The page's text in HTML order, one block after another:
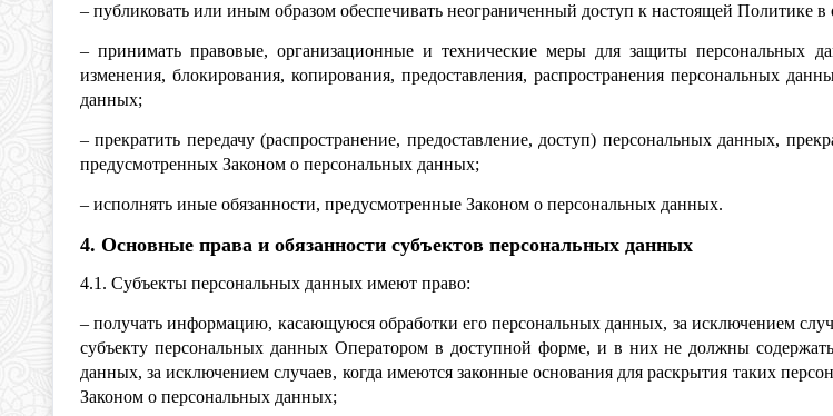
– публиковать или иным образом обеспечивать неограниченный доступ к настоящей Политике
– принимать правовые, организационные и технические меры для защиты персональных
изменения, блокирования, копирования, предоставления, распространения персональных
данных;
– прекратить передачу (распространение, предоставление, доступ) персональных данных,
предусмотренных Законом о персональных данных;
– исполнять иные обязанности, предусмотренные Законом о персональных данных.
4. Основные права и обязанности субъектов персональных данных
4.1. Субъекты персональных данных имеют право:
– получать информацию, касающуюся обработки его персональных данных, за исключением
субъекту персональных данных Оператором в доступной форме, и в них не должны
данных, за исключением случаев, когда имеются законные основания для раскрытия таких
Законом о персональных данных;